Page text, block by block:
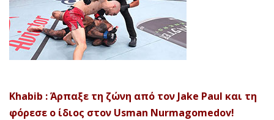
Khabib : Άρπαξε τη ζώνη από τον Jake Paul και τη
φόρεσε ο ίδιος στον Usman Nurmagomedov!